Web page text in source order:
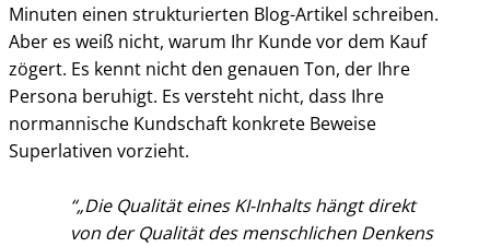
Minuten einen strukturierten Blog-Artikel schreiben.
Aber es weiß nicht, warum Ihr Kunde vor dem Kauf
zögert. Es kennt nicht den genauen Ton, der Ihre
Persona beruhigt. Es versteht nicht, dass Ihre
normannische Kundschaft konkrete Beweise
Superlativen vorzieht.
„Die Qualität eines KI-Inhalts hängt direkt
von der Qualität des menschlichen Denkens